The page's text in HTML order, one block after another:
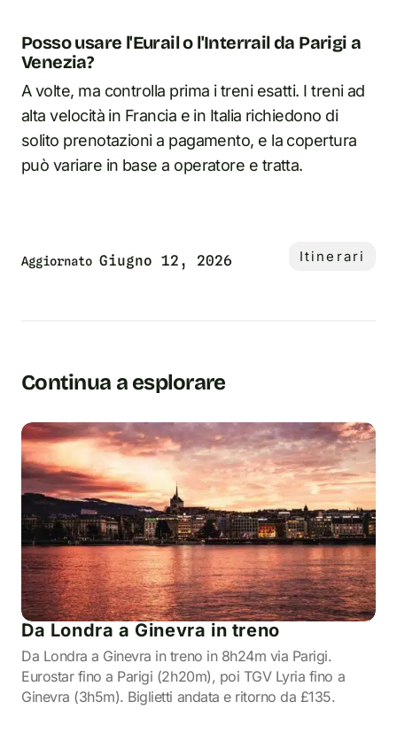
Posso usare l'Eurail o l'Interrail da Parigi a
Venezia?
A volte, ma controlla prima i treni esatti. I treni ad
alta velocità in Francia e in Italia richiedono di
solito prenotazioni a pagamento, e la copertura
può variare in base a operatore e tratta.
Aggiornato Giugno 12, 2026 Itinerari
Continua a esplorare
Da Londra a Ginevra in treno
Da Londra a Ginevra in treno in 8h24m via Parigi.
Eurostar fino a Parigi (2h20m), poi TGV Lyria fino a
Ginevra (3h5m). Biglietti andata e ritorno da £135.